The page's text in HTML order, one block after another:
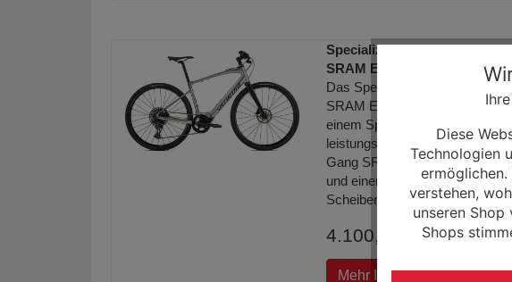
Specialized Turbo Vado SL
SRAM Elektro Fahrrad
Das Specialized Turbo Vado SL
SRAM Elektro Fahrrad ist
einem Specialized SL 1.1 35Nm
leistungsstarkem 320Wh Akku,
Gang SRAM GX Eagle
und einer hydraulischen Tektro
Scheibenbremse.
4.100,00 € *
Mehr Informationen
Diese
Technologien
verstehen,
unseren Shop
Shops